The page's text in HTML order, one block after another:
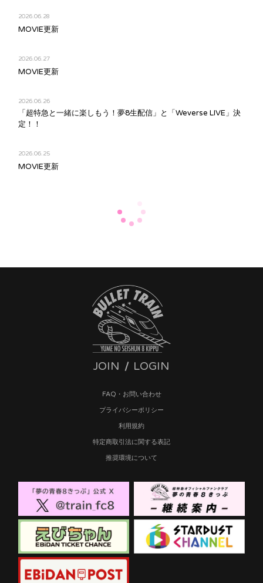
2026.06.28
MOVIE更新
2026.06.27
MOVIE更新
2026.06.26
「超特急と一緒に楽しもう！夢8生配信」と「Weverse LIVE」決
定！！
2026.06.25
MOVIE更新
JOIN LOGIN
FAQ・お問い合わせ
プライバシーポリシー
利用規約
特定商取引法に関する表記
推奨環境について